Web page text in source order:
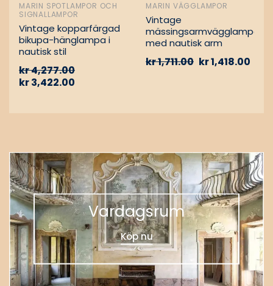
MARIN SPOTLAMPOR OCH
SIGNALLAMPOR
Vintage kopparfärgad
bikupa-hänglampa i
nautisk stil
kr4,277.00
kr3,422.00
MARIN VÄGGLAMPOR
Vintage
mässingsarmvägglampa
med nautisk arm
kr1,711.00 kr1,418.00
Vardagsrum
Köp nu